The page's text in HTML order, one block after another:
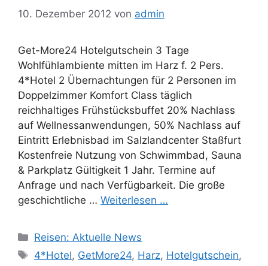
10. Dezember 2012 von admin
Get-More24 Hotelgutschein 3 Tage
Wohlfühlambiente mitten im Harz f. 2 Pers.
4*Hotel 2 Übernachtungen für 2 Personen im
Doppelzimmer Komfort Class täglich
reichhaltiges Frühstücksbuffet 20% Nachlass
auf Wellnessanwendungen, 50% Nachlass auf
Eintritt Erlebnisbad im Salzlandcenter Staßfurt
Kostenfreie Nutzung von Schwimmbad, Sauna
& Parkplatz Gültigkeit 1 Jahr. Termine auf
Anfrage und nach Verfügbarkeit. Die große
geschichtliche … Weiterlesen …
Kategorien
Reisen: Aktuelle News
Schlagwörter
4*Hotel, GetMore24, Harz, Hotelgutschein,